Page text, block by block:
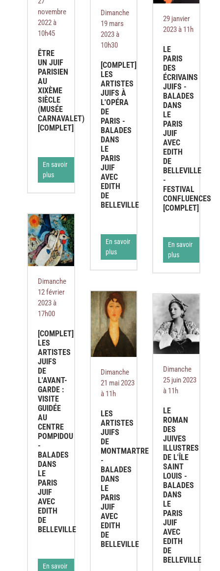
novembre
2022 à
10h45
ÊTRE
UN JUIF
PARISIEN
AU
XIXÈME
SIÈCLE
(MUSÉE
CARNAVALET)
[COMPLET]
En savoir
plus
29 janvier
2023 à 11h
LE
PARIS
DES
ÉCRIVAINS
JUIFS -
BALADES
DANS
LE
PARIS
JUIF
AVEC
EDITH
DE
BELLEVILLE
-
FESTIVAL
CONFLUENCES
[COMPLET]
En savoir
plus
Dimanche
19 mars
2023 à
10h30
[COMPLET]
LES
ARTISTES
JUIFS À
L'OPÉRA
DE
PARIS -
BALADES
DANS
LE
PARIS
JUIF
AVEC
EDITH
DE
BELLEVILLE
En savoir
plus
Dimanche
12 février
2023 à
17h00
[COMPLET]
LES
ARTISTES
JUIFS
DE
L'AVANT-
GARDE :
VISITE
GUIDÉE
AU
CENTRE
POMPIDOU
-
BALADES
DANS
LE
PARIS
JUIF
AVEC
EDITH
DE
BELLEVILLE
En savoir
Dimanche
21 mai 2023
à 11h
LES
ARTISTES
JUIFS
DE
MONTMARTRE
-
BALADES
DANS
LE
PARIS
JUIF
AVEC
EDITH
DE
BELLEVILLE
Dimanche
25 juin 2023
à 11h
LE
ROMAN
DES
JUIVES
ILLUSTRES
DE L'ÎLE
SAINT
LOUIS -
BALADES
DANS
LE
PARIS
JUIF
AVEC
EDITH
DE
BELLEVILLE